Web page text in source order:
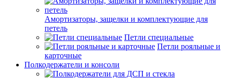
Амортизаторы, защелки и комплектующие для
петель
Петли специальные
Петли рояльные и
карточные
Полкодержатели и консоли